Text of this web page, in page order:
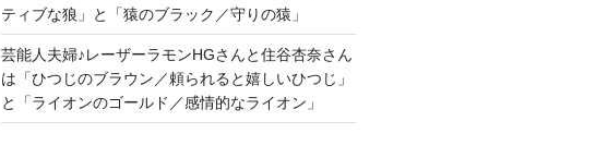
ティブな狼」と「猿のブラック／守りの猿」
芸能人夫婦♪レーザーラモンHGさんと住谷杏奈さん
は「ひつじのブラウン／頼られると嬉しいひつじ」
と「ライオンのゴールド／感情的なライオン」